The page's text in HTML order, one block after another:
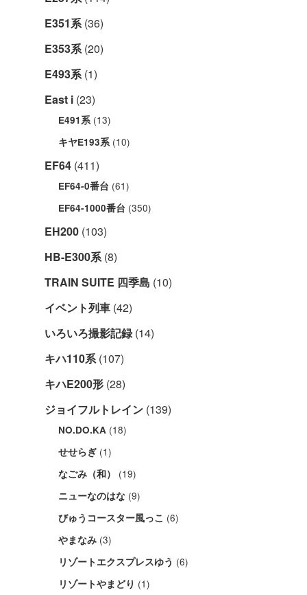
E351系(36)
E353系(20)
E493系(1)
East i (23)
E491系(13)
キヤE193系(10)
EF64 (411)
EF64-0番台 (61)
EF64-1000番台 (350)
EH200 (103)
HB-E300系(8)
TRAIN SUITE 四季島 (10)
イベント列車 (42)
いろいろ撮影記録(14)
キハ110系(107)
キハE200形 (28)
ジョイフルトレイン (139)
NO.DO.KA (18)
せせらぎ (1)
なごみ（和） (19)
ニューなのはな (9)
びゅうコースター風っこ (6)
やまなみ (3)
リゾートエクスプレスゆう (6)
リゾートやまどり (1)